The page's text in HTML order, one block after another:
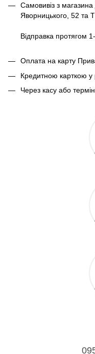
Самовивіз з
Яворницького, 52 та
Відправка протягом
Оплата на карту
Кредитною карткою у
Через касу або